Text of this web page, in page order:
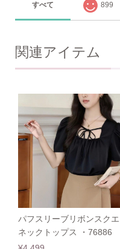
すべて 899
関連アイテム
パフスリーブリボンスク
ネックトップス ・76886